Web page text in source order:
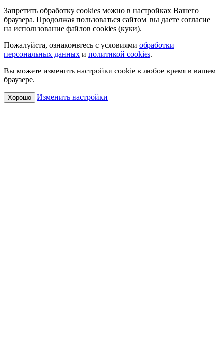
Запретить обработку cookies можно в настройках Вашего
браузера. Продолжая пользоваться сайтом, вы даете согласие
на использование файлов cookies (куки).
Пожалуйста, ознакомьтесь с условиями обработки
персональных данных и политикой cookies.
Вы можете изменить настройки cookie в любое время в вашем
браузере.
Хорошо Изменить настройки